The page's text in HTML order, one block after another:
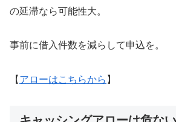
の延滞なら可能性大。
事前に借入件数を減らして申込を。
【 アローはこちらから 】